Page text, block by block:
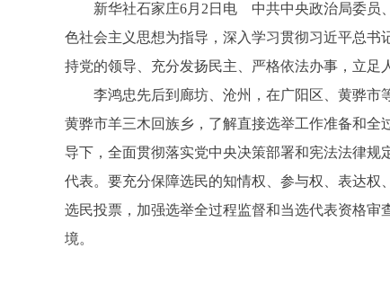
新华社石家庄6月2日电 中共中央政治局委员、
色社会主义思想为指导，深入学习贯彻习近平总
持党的领导、充分发扬民主、严格依法办事，立足
李鸿忠先后到廊坊、沧州，在广阳区、黄骅市等
黄骅市羊三木回族乡，了解直接选举工作准备和
导下，全面贯彻落实党中央决策部署和宪法法律
代表。要充分保障选民的知情权、参与权、表达
选民投票，加强选举全过程监督和当选代表资格
境。